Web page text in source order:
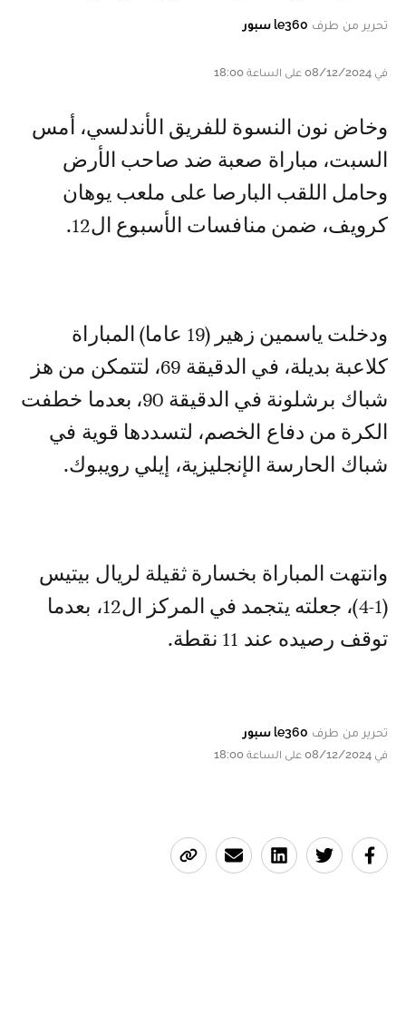
تحرير من طرف le360 سبور
في 08/12/2024 على الساعة 18:00
وخاض نون النسوة للفريق الأندلسي، أمس
السبت، مباراة صعبة ضد صاحب الأرض
وحامل اللقب البارصا على ملعب يوهان
كرويف، ضمن منافسات الأسبوع ال12.
ودخلت ياسمين زهير (19 عاما) المباراة
كلاعبة بديلة، في الدقيقة 69، لتتمكن من هز
شباك برشلونة في الدقيقة 90، بعدما خطفت
الكرة من دفاع الخصم، لتسددها قوية في
شباك الحارسة الإنجليزية، إيلي رويبوك.
وانتهت المباراة بخسارة ثقيلة لريال بيتيس
(1-4)، جعلته يتجمد في المركز ال12، بعدما
توقف رصيده عند 11 نقطة.
تحرير من طرف le360 سبور
في 08/12/2024 على الساعة 18:00